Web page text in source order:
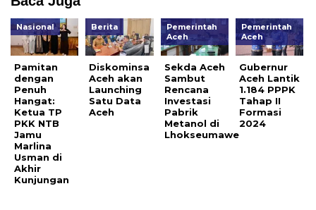
Nasional
Pamitan
dengan
Penuh
Hangat:
Ketua TP
PKK NTB
Jamu
Marlina
Usman di
Akhir
Kunjungan
Berita
Diskominsa
Aceh akan
Launching
Satu Data
Aceh
Pemerintah
Aceh
Sekda Aceh
Sambut
Rencana
Investasi
Pabrik
Metanol di
Lhokseumawe
Pemerintah
Aceh
Gubernur
Aceh Lantik
1.184 PPPK
Tahap II
Formasi
2024